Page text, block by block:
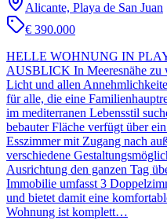
Alicante, Playa de San Juan
€ 390.000
HELLE WOHNUNG IN
AUSBLICK In Meeresnähe zu
Licht und allen
für alle, die eine
im mediterranen Lebensstil
bebauter Fläche verfügt über
Esszimmer mit Zugang nach
verschiedene
Ausrichtung den ganzen Tag
Immobilie umfasst 3
und bietet damit eine
Wohnung ist komplett…